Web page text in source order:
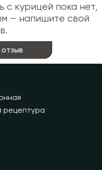
курицей пока нет,
– напишите свой
рецептура